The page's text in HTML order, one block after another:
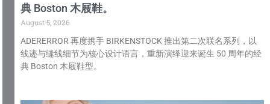
典 Boston 木屐鞋。
August 5, 2026
ADERERROR 再度携手 BIRKENSTOCK 推出第二次联名系列，以
线迹与缝线细节为核心设计语言，重新演绎迎来诞生 50 周年的经
典 Boston 木屐鞋型。